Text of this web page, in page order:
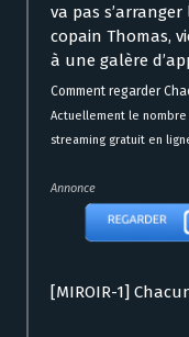
va pas
copain Thomas,
à une galère
Comment regarder
Actuellement le nombre
streaming gratuit en
Annonce
[MIROIR-1]